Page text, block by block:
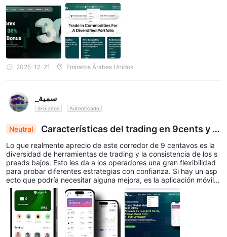
2025-12-21 Emiratos Árabes Unidos
_سمية
3-5 años Autenticado
Neutral
Características del trading en 9cents y r
endimiento de la aplicación
Lo que realmente aprecio de este corredor de 9 centavos es la
diversidad de herramientas de trading y la consistencia de los s
preads bajos. Esto les da a los operadores una gran flexibilidad
para probar diferentes estrategias con confianza. Si hay un asp
ecto que podría necesitar alguna mejora, es la aplicación móvil,
que se vuelve menos receptiva durante las horas pico. Una actu
alización de rendimiento definitivamente haría que la experiencia
fuera más fluida.